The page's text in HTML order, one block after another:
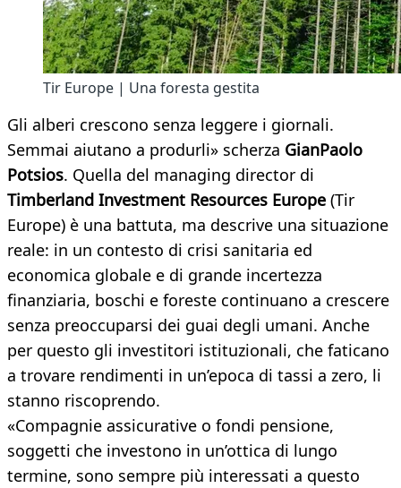
Tir Europe | Una foresta gestita
Gli alberi crescono senza leggere i giornali.
Semmai aiutano a produrli» scherza GianPaolo
Potsios. Quella del managing director di
Timberland Investment Resources Europe (Tir
Europe) è una battuta, ma descrive una situazione
reale: in un contesto di crisi sanitaria ed
economica globale e di grande incertezza
finanziaria, boschi e foreste continuano a crescere
senza preoccuparsi dei guai degli umani. Anche
per questo gli investitori istituzionali, che faticano
a trovare rendimenti in un’epoca di tassi a zero, li
stanno riscoprendo.
«Compagnie assicurative o fondi pensione,
soggetti che investono in un’ottica di lungo
termine, sono sempre più interessati a questo